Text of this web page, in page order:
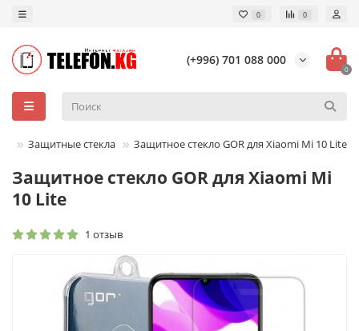
0 0
(+996) 701 088 000
0
Защитные стекла Защитное стекло GOR для Xiaomi Mi 10 Lite
Защитное стекло GOR для Xiaomi Mi
10 Lite
1 отзыв